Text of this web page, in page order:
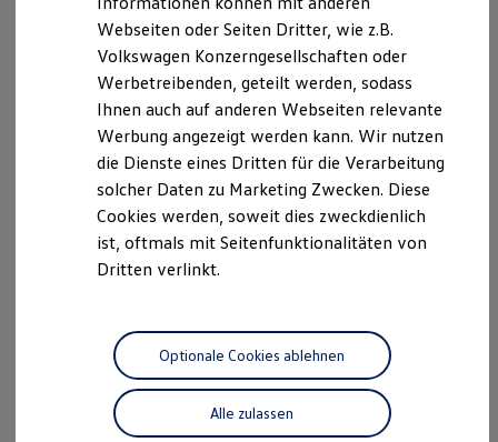
Lifestyle Shop
T-Roc Kollektion
Golf Kollektion
ID. Kollektion
Volkswagen Kollektion
R-Kollektion
GTI Kollektion
Fußball Drop
we drive football
#wedriveproud
Besitzer und Service
Software Updates
Service und Ersatzteile
Motorenöl und Flüssigkeiten
Räder und Reifen
Pannen- und Unfallhilfe
Economy Service
Volkswagen Teile
Zubehör
Mehr zum T-Cross erfahren
Der ID.4
Kraftvoll wie ein SUV, nachhaltig wie ein ID.
Webseiten oder Seiten Dritter, wie z.B.
Volkswagen Konzerngesellschaften oder
Werbetreibenden, geteilt werden, sodass
Ihnen auch auf anderen Webseiten relevante
Werbung angezeigt werden kann. Wir nutzen
die Dienste eines Dritten für die Verarbeitung
solcher Daten zu Marketing Zwecken. Diese
Cookies werden, soweit dies zweckdienlich
ist, oftmals mit Seitenfunktionalitäten von
Dritten verlinkt.
Alle zulassen
Optionale Cookies ablehnen